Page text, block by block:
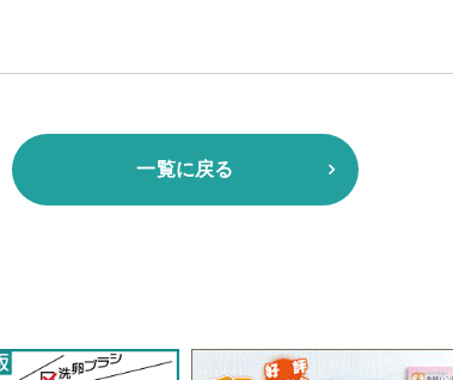
一覧に戻る